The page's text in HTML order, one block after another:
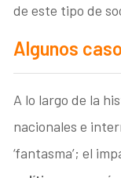
de este tipo de
Algunos
A lo largo de la
nacionales e
‘fantasma’; el